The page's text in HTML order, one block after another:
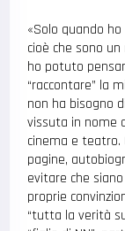
«Solo quando
cioè che sono
ho potuto
“raccontare” la
non ha bisogno
vissuta in nome
cinema e teatro.
pagine,
evitare che
proprie
“tutta la verità